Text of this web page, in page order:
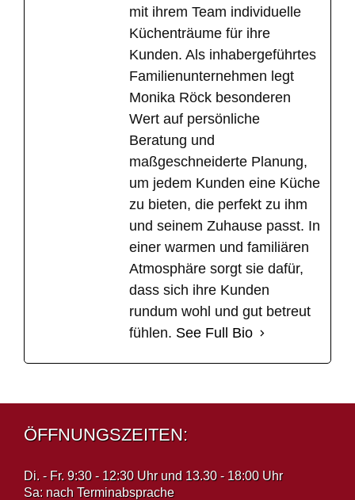
mit ihrem Team individuelle
Küchenträume für ihre
Kunden. Als inhabergeführtes
Familienunternehmen legt
Monika Röck besonderen
Wert auf persönliche
Beratung und
maßgeschneiderte Planung,
um jedem Kunden eine Küche
zu bieten, die perfekt zu ihm
und seinem Zuhause passt. In
einer warmen und familiären
Atmosphäre sorgt sie dafür,
dass sich ihre Kunden
rundum wohl und gut betreut
fühlen. See Full Bio
ÖFFNUNGSZEITEN:
Di. - Fr. 9:30 - 12:30 Uhr und 13.30 - 18:00 Uhr
Sa: nach Terminabsprache